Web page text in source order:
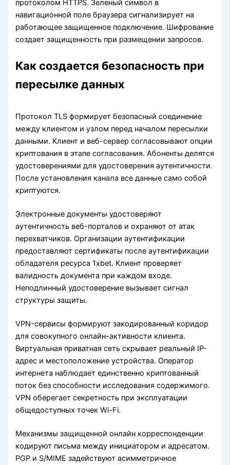
протоколом HTTPS. Зеленый символ в
навигационной поле браузера сигнализирует на
работающее защищенное подключение. Шифрование
создает защищенность при размещении запросов.
Как создается безопасность при
пересылке данных
Протокол TLS формирует безопасный соединение
между клиентом и узлом перед началом пересылки
данными. Клиент и веб-сервер согласовывают опции
криптования в этапе согласования. Абоненты делятся
удостоверениями для удостоверения аутентичности.
После установления канала все данные само собой
криптуются.
Электронные документы удостоверяют
аутентичность веб-порталов и охраняют от атак
перехватчиков. Организации аутентификации
предоставляют сертификаты после аутентификации
обладателя ресурса 1xbet. Клиент проверяет
валидность документа при каждом входе.
Неподлинный удостоверение вызывает сигнал
структуры защиты.
VPN-сервисы формируют закодированный коридор
для совокупного онлайн-активности клиента.
Виртуальная приватная сеть скрывает реальный IP-
адрес и местоположение устройства. Оператор
интернета наблюдает единственно криптованный
поток без способности исследования содержимого.
VPN оберегает секретность при эксплуатации
общедоступных точек Wi-Fi.
Механизмы защищенной онлайн корреспонденции
кодируют письма между инициатором и адресатом.
PGP и S/MIME задействуют асимметричное